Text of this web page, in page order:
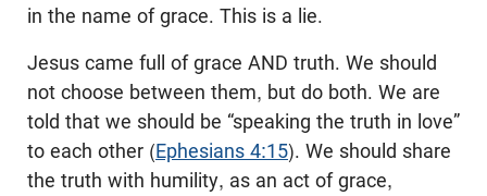
in the name of grace. This is a lie.
Jesus came full of grace AND truth. We should
not choose between them, but do both. We are
told that we should be “speaking the truth in love”
to each other (Ephesians 4:15). We should share
the truth with humility, as an act of grace,